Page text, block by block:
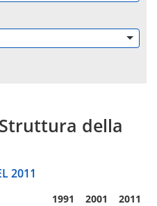
Struttura della
2011
1991 2001 2011